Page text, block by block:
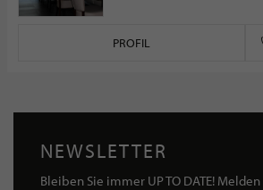
PROFIL
NEWSLETTER
Bleiben Sie immer UP TO DATE!